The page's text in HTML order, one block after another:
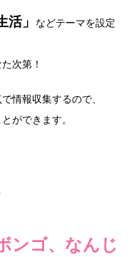
活」
などテーマを設定
次第！
情報収集するので、
ができます。
ンゴ、なんじ